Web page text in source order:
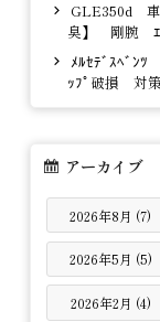
GLE350d
臭】 剛腕 ｴ
ﾒﾙｾﾃﾞｽﾍﾞﾝ
ｯﾌﾟ破損 対
アーカイブ
2026年8月 (7)
2026年5月 (5)
2026年2月 (4)